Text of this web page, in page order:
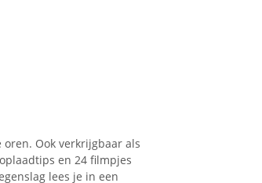
Ook verkrijgbaar als
en 24 filmpjes
lees je in een